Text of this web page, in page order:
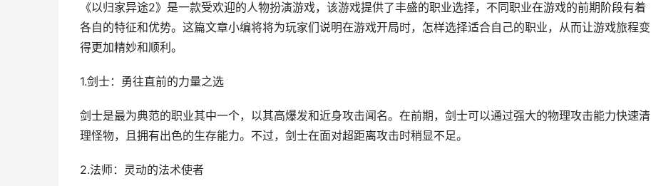
《以归家异途2》是一款受欢迎的人物扮演游戏，该游戏提供了丰盛的职业选择，不同职业在游戏的前期阶段有着
各自的特征和优势。这篇文章小编将将为玩家们说明在游戏开局时，怎样选择适合自己的职业，从而让游戏旅程变
得更加精妙和顺利。
1.剑士：勇往直前的力量之选
剑士是最为典范的职业其中一个，以其高爆发和近身攻击闻名。在前期，剑士可以通过强大的物理攻击能力快速清
理怪物，且拥有出色的生存能力。不过，剑士在面对超距离攻击时稍显不足。
2.法师：灵动的法术使者